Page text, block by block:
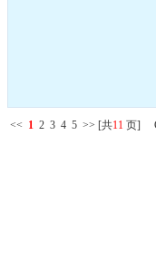
<< 1 2 3 4 5 >> [共11 页]